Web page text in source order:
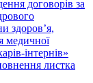
договорів за
здоров’я,
медичної
інтернів»
листка